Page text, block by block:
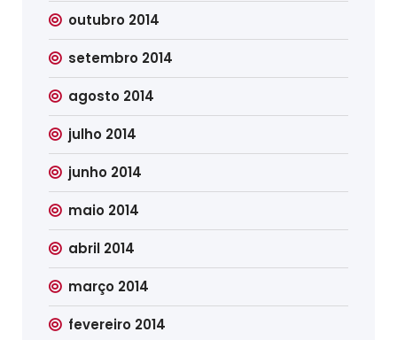
outubro 2014
setembro 2014
agosto 2014
julho 2014
junho 2014
maio 2014
abril 2014
março 2014
fevereiro 2014